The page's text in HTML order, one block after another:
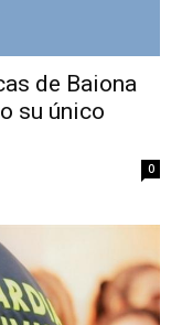
de Baiona
su único
0